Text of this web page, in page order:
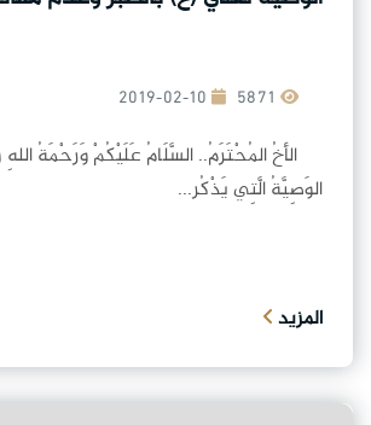
2019-02-10
الأخُ المُحْتَرَمُ.. السَّلَامُ عَلَيْكُمْ وَرَحْمَةُ
الوَصِيَّةُ الَّتِي يَذْكُر...
المزيد